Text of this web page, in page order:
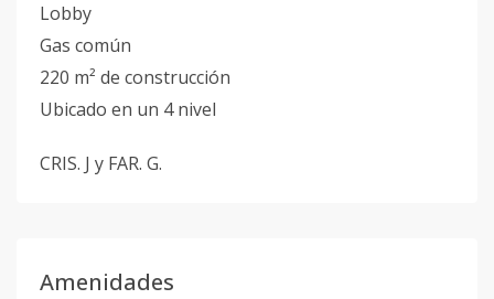
Lobby
Gas común
220 m² de construcción
Ubicado en un 4 nivel
CRIS. J y FAR. G.
Amenidades